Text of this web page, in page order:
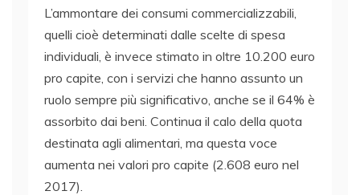
L’ammontare dei consumi commercializzabili,
quelli cioè determinati dalle scelte di spesa
individuali, è invece stimato in oltre 10.200 euro
pro capite, con i servizi che hanno assunto un
ruolo sempre più significativo, anche se il 64% è
assorbito dai beni. Continua il calo della quota
destinata agli alimentari, ma questa voce
aumenta nei valori pro capite (2.608 euro nel
2017).